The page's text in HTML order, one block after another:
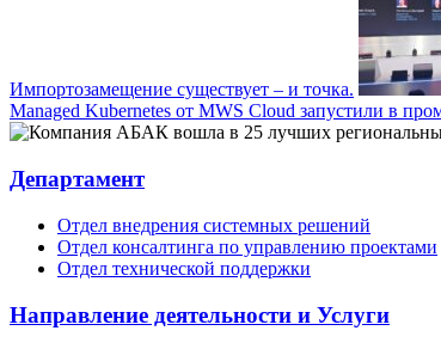
Импортозамещение существует – и точка.
Managed Kubernetes от MWS Cloud запустили в
Департамент
Отдел внедрения системных решений
Отдел консалтинга по управлению проектами
Отдел технической поддержки
Направление деятельности и Услуги